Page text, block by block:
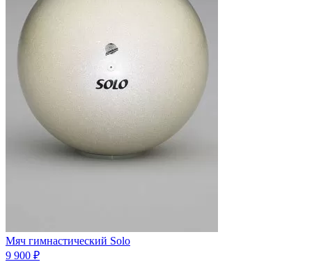
Мяч гимнастический Solo
9 900 ₽